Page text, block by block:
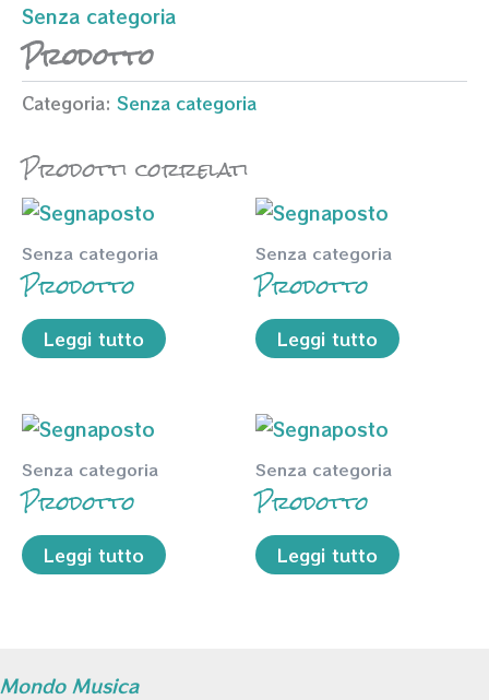
Senza categoria
Prodotto
Categoria: Senza categoria
Prodotti correlati
Senza categoria
Prodotto
Leggi tutto
Senza categoria
Prodotto
Leggi tutto
Senza categoria
Prodotto
Leggi tutto
Senza categoria
Prodotto
Leggi tutto
Mondo Musica